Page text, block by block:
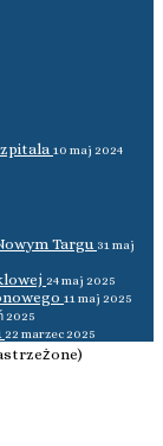
10 maj 2024
Targu 31 maj
24 maj 2025
11 maj 2025
2025
22 marzec 2025